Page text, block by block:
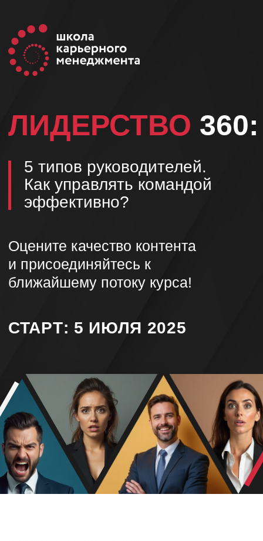
Оцените качество контента
и присоединяйтесь к
ближайшему потоку курса!
5 типов руководителей.
Как управлять командой
эффективно?
МАТЕРИАЛЫ
ОТ СПИКЕРОВ